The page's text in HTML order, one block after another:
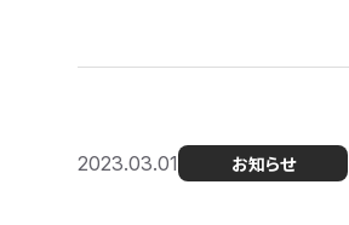
2023.03.01 お知らせ